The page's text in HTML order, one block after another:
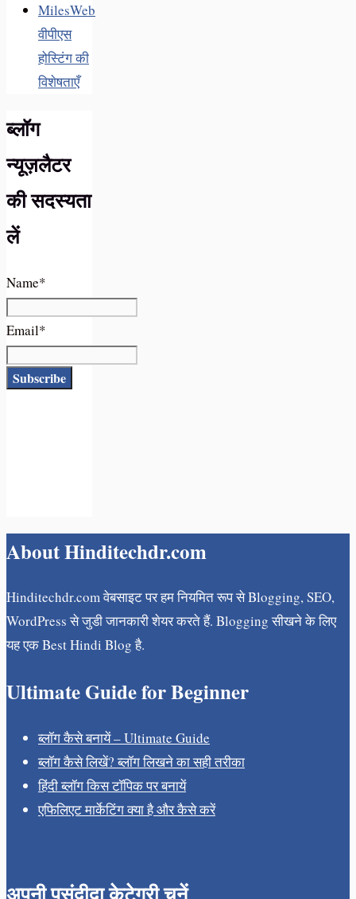
MilesWeb
वीपीएस
होस्टिंग की
विशेषताएँ
ब्लॉग
न्यूज़लैटर
की सदस्यता
लें
Name*
Email*
About Hinditechdr.com
Hinditechdr.com वेबसाइट पर हम नियमित रूप से Blogging, SEO,
WordPress से जुडी जानकारी शेयर करते हैं. Blogging सीखने के लिए
यह एक Best Hindi Blog है.
Ultimate Guide for Beginner
ब्लॉग कैसे बनायें – Ultimate Guide
ब्लॉग कैसे लिखें? ब्लॉग लिखने का सही तरीका
हिंदी ब्लॉग किस टॉपिक पर बनायें
एफिलिएट मार्केटिंग क्या है और कैसे करें